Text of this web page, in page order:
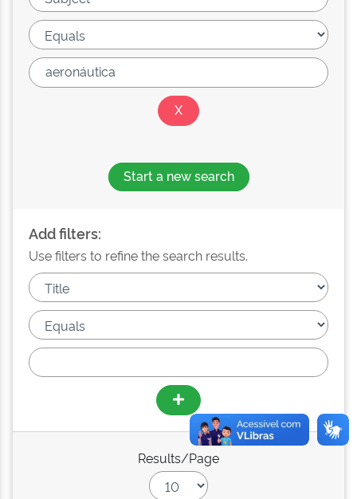
Start a new search
Add filters:
Use filters to refine the search results.
Results/Page